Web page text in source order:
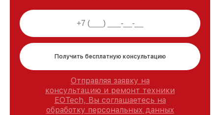
Получить бесплатную консультацию
Отправляя заявку на
консультацию и ремонт техники
EOTech, Вы соглашаетесь на
обработку персональных данных